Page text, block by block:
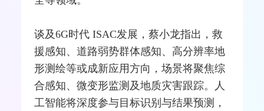
谈及6G时代 ISAC发展，蔡小龙指出，救
援感知、道路弱势群体感知、高分辨率地
形测绘等或成新应用方向，场景将聚焦综
合感知、微变形监测 及地质灾害跟踪。人
工智能将深度参与目标识别与结果预测，